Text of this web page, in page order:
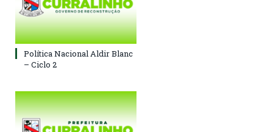
Política Nacional Aldir Blanc
– Ciclo 2